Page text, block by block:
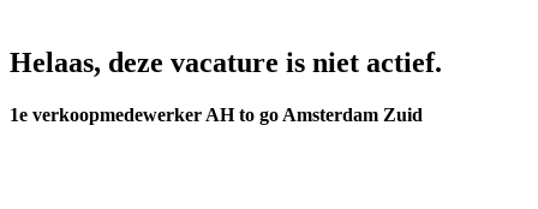
Helaas, deze vacature is niet actief.
1e verkoopmedewerker AH to go Amsterdam Zuid